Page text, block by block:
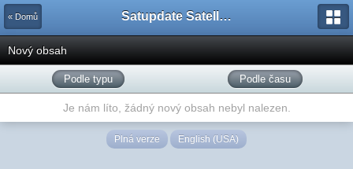
« Domů Satupdate Satellite Support Project
Nový obsah
Podle typu Podle času
Je nám líto, žádný nový obsah nebyl nalezen.
Plná verze English (USA)